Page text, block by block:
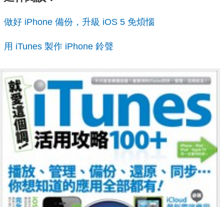
做好 iPhone 備份，升級 iOS 5 免煩惱
用 iTunes 製作 iPhone 鈴聲